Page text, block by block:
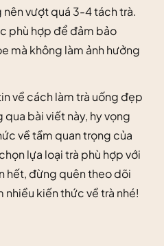
vượt quá 3-4 tách trà.
phù hợp để đảm bảo
mà không làm ảnh hưởng
về cách làm trà uống đẹp
qua bài viết này, hy vọng
về tầm quan trọng của
lựa loại trà phù hợp với
hết, đừng quên theo dõi
kiến thức về trà nhé!